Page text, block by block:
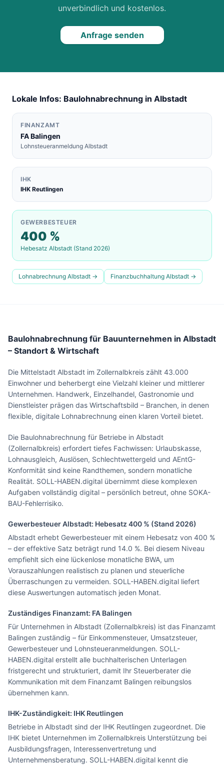
unverbindlich und kostenlos.
Anfrage senden
Lokale Infos: Baulohnabrechnung in Albstadt
FINANZAMT
FABalingen
Lohnsteueranmeldung Albstadt
IHK
IHK Reutlingen
GEWERBESTEUER
400 %
Hebesatz Albstadt (Stand 2026)
Lohnabrechnung Albstadt → Finanzbuchhaltung Albstadt →
Baulohnabrechnung für Bauunternehmen in Albstadt
– Standort & Wirtschaft
Die Mittelstadt Albstadt im Zollernalbkreis zählt 43.000
Einwohner und beherbergt eine Vielzahl kleiner und mittlerer
Unternehmen. Handwerk, Einzelhandel, Gastronomie und
Dienstleister prägen das Wirtschaftsbild – Branchen, in denen
flexible, digitale Lohnabrechnung einen klaren Vorteil bietet.
Die Baulohnabrechnung für Betriebe in Albstadt
(Zollernalbkreis) erfordert tiefes Fachwissen: Urlaubskasse,
Lohnausgleich, Auslösen, Schlechtwettergeld und AEntG-
Konformität sind keine Randthemen, sondern monatliche
Realität. SOLL-HABEN.digital übernimmt diese komplexen
Aufgaben vollständig digital – persönlich betreut, ohne SOKA-
BAU-Fehlerrisiko.
GewerbesteuerAlbstadt: Hebesatz 400 % (Stand 2026)
Albstadt erhebt Gewerbesteuer mit einem Hebesatz von 400 %
– der effektive Satz beträgt rund 14.0 %. Bei diesem Niveau
empfiehlt sich eine lückenlose monatliche BWA, um
Vorauszahlungen realistisch zu planen und steuerliche
Überraschungen zu vermeiden. SOLL-HABEN.digital liefert
diese Auswertungen automatisch jeden Monat.
Zuständiges Finanzamt: FA Balingen
Für Unternehmen in Albstadt (Zollernalbkreis) ist das Finanzamt
Balingen zuständig – für Einkommensteuer, Umsatzsteuer,
Gewerbesteuer und Lohnsteueranmeldungen. SOLL-
HABEN.digital erstellt alle buchhalterischen Unterlagen
fristgerecht und strukturiert, damit Ihr Steuerberater die
Kommunikation mit dem Finanzamt Balingen reibungslos
übernehmen kann.
IHK-Zuständigkeit: IHK Reutlingen
Betriebe in Albstadt sind der IHK Reutlingen zugeordnet. Die
IHK bietet Unternehmen im Zollernalbkreis Unterstützung bei
Ausbildungsfragen, Interessenvertretung und
Unternehmensberatung. SOLL-HABEN.digital kennt die